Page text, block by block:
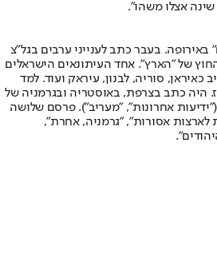
אצלו משהו".
באירופה. בעבר כתב לענייני ערבים בגל"צ
של "הארץ". אחד העיתונאים הישראלים
כאיראן, סוריה, לבנון, עיראק ועוד. למד
היה כתב בצרפת, באוסטריה ובגרמניה של
אחרונות", "מעריב"). פרסם שלושה
אסורות", "גרמניה, אחרת",